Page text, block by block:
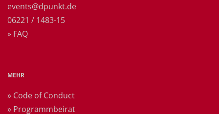
events@dpunkt.de
06221 / 1483-15
» FAQ
MEHR
» Code of Conduct
» Programmbeirat